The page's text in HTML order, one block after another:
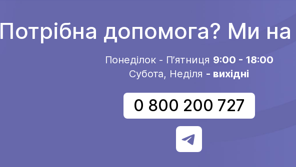
Потрібна допомога? Ми на
Понеділок - Пʼятниця 9:00 - 18:00
Субота, Неділя - вихідні
0 800 200 727